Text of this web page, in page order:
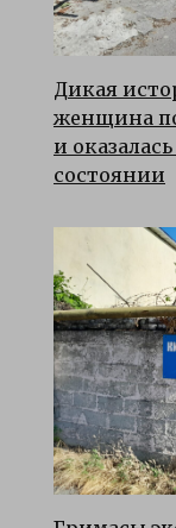
Дикая
женщина
и
состоянии